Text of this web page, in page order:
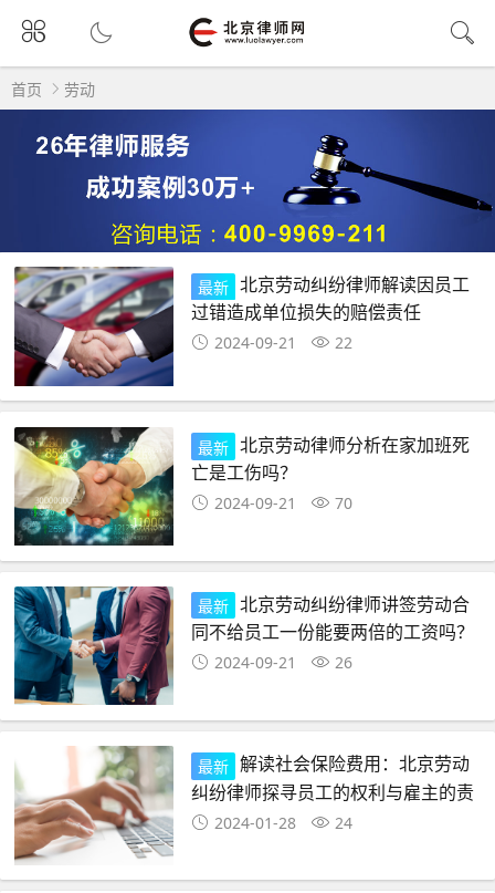
首页 劳动
最新 北京劳动纠纷律师解读因员工
过错造成单位损失的赔偿责任
2024-09-21 22
最新 北京劳动律师分析在家加班死
亡是工伤吗？
2024-09-21 70
最新 北京劳动纠纷律师讲签劳动合
同不给员工一份能要两倍的工资吗？
2024-09-21 26
最新 解读社会保险费用：北京劳动
纠纷律师探寻员工的权利与雇主的责
任 2024-01-28 24